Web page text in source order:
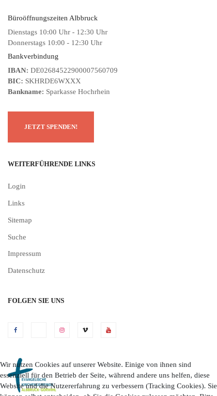
Büroöffnungszeiten Albbruck
Dienstags 10:00 Uhr - 12:30 Uhr
Donnerstags 10:00 - 12:30 Uhr
Bankverbindung
IBAN: DE02684522900007560709
BIC: SKHRDE6WXXX
Bankname: Sparkasse Hochrhein
WEITERFÜHRENDE LINKS
Login
Links
Sitemap
Suche
Impressum
Datenschutz
FOLGEN SIE UNS
Wir nutzen Cookies auf unserer Website. Einige von ihnen sind
essenziell für den Betrieb der Seite, während andere uns helfen, diese
Website und die Nutzererfahrung zu verbessern (Tracking Cookies). Sie